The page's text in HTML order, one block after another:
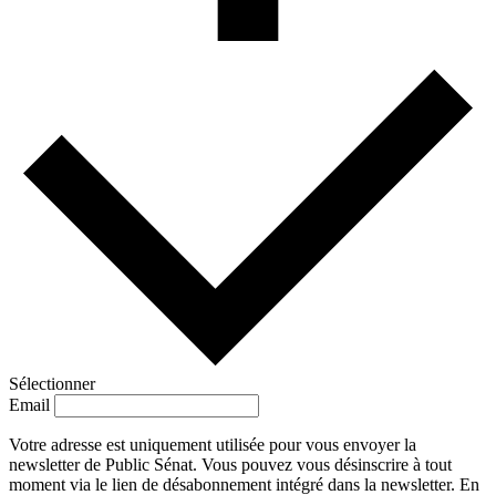
Sélectionner
Email
Votre adresse est uniquement utilisée pour vous envoyer la
newsletter de Public Sénat. Vous pouvez vous désinscrire à tout
moment via le lien de désabonnement intégré dans la newsletter. En